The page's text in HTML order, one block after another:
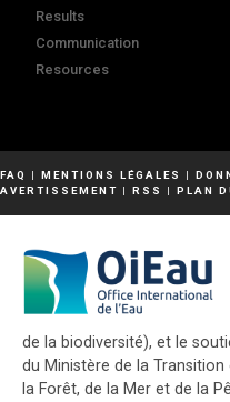
Results
Communication
Resources
FAQ MENTIONS LÉGALES
AVERTISSEMENT
RSS PLAN
de la biodiversité), et le
du Ministère de la
la Forêt, de la Mer et de la